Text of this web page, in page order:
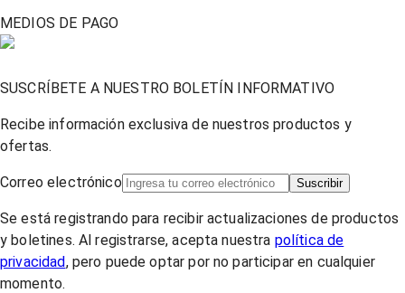
MEDIOS DE PAGO
SUSCRÍBETE A NUESTRO BOLETÍN INFORMATIVO
Recibe información exclusiva de nuestros productos y
ofertas.
Correo electrónico Suscribir
Se está registrando para recibir actualizaciones de productos
y boletines. Al registrarse, acepta nuestra política de
privacidad, pero puede optar por no participar en cualquier
momento.